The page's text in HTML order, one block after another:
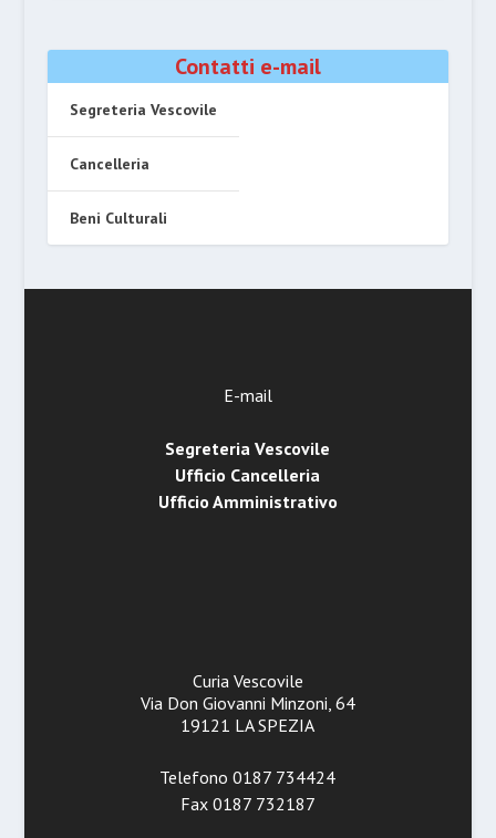
Contatti e-mail
Segreteria Vescovile
Cancelleria
Beni Culturali
E-mail
Segreteria Vescovile
Ufficio Cancelleria
Ufficio Amministrativo
Curia Vescovile
Via Don Giovanni Minzoni, 64
19121 LA SPEZIA
Telefono 0187 734424
Fax 0187 732187